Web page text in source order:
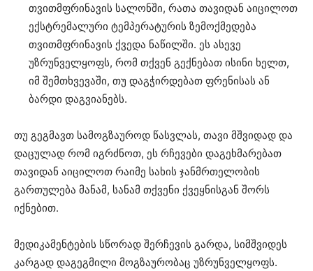
თვითმფრინავის სალონში, რათა თავიდან აიცილოთ
ექსტრემალური ტემპერატურის ზემოქმედება
თვითმფრინავის ქვედა ნაწილში. ეს ასევე
უზრუნველყოფს, რომ თქვენ გექნებათ ისინი ხელთ,
იმ შემთხვევაში, თუ დაგჭირდებათ ფრენისას ან
ბარდი დაგვიანებს.
თუ გეგმავთ სამოგზაუროდ წასვლას, თავი მშვიდად და
დაცულად რომ იგრძნოთ, ეს რჩევები დაგეხმარებათ
თავიდან აიცილოთ რაიმე სახის ჯანმრთელობის
გართულება მანამ, სანამ თქვენი ქვეყნისგან შორს
იქნებით.
მედიკამენტების სწორად შერჩევის გარდა, სიმშვიდეს
კარგად დაგეგმილი მოგზაურობაც უზრუნველყოფს.